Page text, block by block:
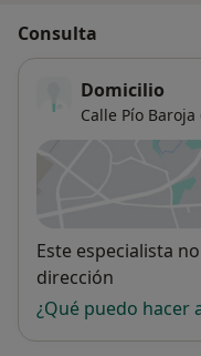
Consulta
Domicilio
Calle Pío Baroja
Disponibilidad
Este especialista
dirección
¿Qué puedo hacer